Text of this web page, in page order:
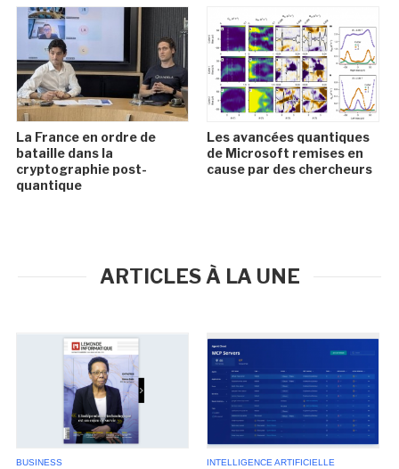
La France en ordre de
bataille dans la
cryptographie post-
quantique
Les avancées quantiques
de Microsoft remises en
cause par des chercheurs
ARTICLES À LA UNE
BUSINESS INTELLIGENCE ARTIFICIELLE